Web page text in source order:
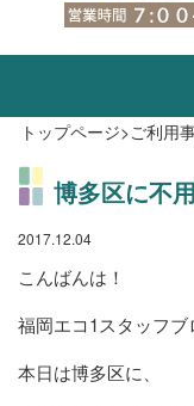
トップページ>ご利用
博多区に不
2017.12.04
こんばんは！
福岡エコ1スタッフ
本日は博多区に、